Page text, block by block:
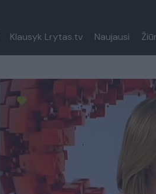
Klausyk Lrytas.tv Naujausi
Paremkite Ukrainą